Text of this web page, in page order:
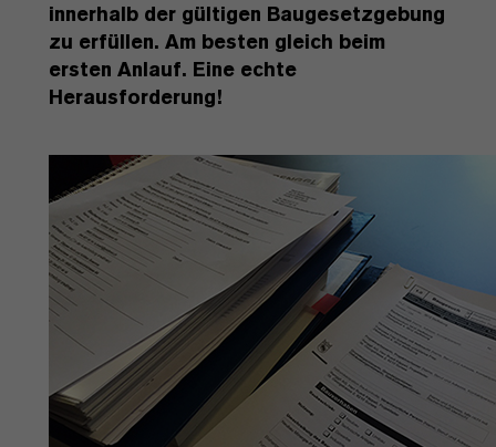
innerhalb der gültigen Baugesetzgebung
zu erfüllen. Am besten gleich beim
ersten Anlauf. Eine echte
Herausforderung!